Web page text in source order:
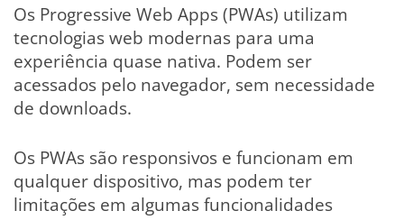
Os Progressive Web Apps (PWAs) utilizam
tecnologias web modernas para uma
experiência quase nativa. Podem ser
acessados pelo navegador, sem necessidade
de downloads.
Os PWAs são responsivos e funcionam em
qualquer dispositivo, mas podem ter
limitações em algumas funcionalidades